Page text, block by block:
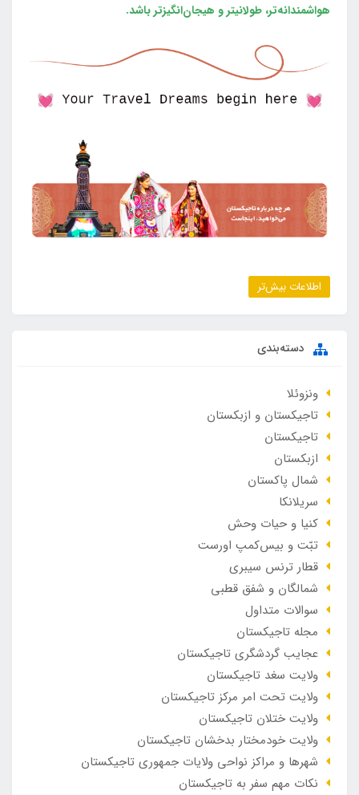
هواشمندانه‌تر، طولانی‎تر و هیجان‌انگیزتر باشد.
اطلاعات بیش‌تر
دسته‌بندی
ونزوئلا
تاجیکستان و ازبکستان
تاجیکستان
ازبکستان
شمال پاکستان
سریلانکا
کنیا و حیات وحش
تبّت و بیس‌کمپ اورست
قطار ترنس سیبری
شمالگان و شفق قطبی
سوالات متداول
مجله تاجیکستان
عجایب گردشگری تاجیکستان
ولایت سغد تاجیکستان
ولایت تحت امر مرکز تاجیکستان
ولایت ختلان تاجیکستان
ولایت خودمختار بدخشان تاجیکستان
شهرها و مراکز نواحی ولایات جمهوری تاجیکستان
نکات مهم سفر به تاجیکستان